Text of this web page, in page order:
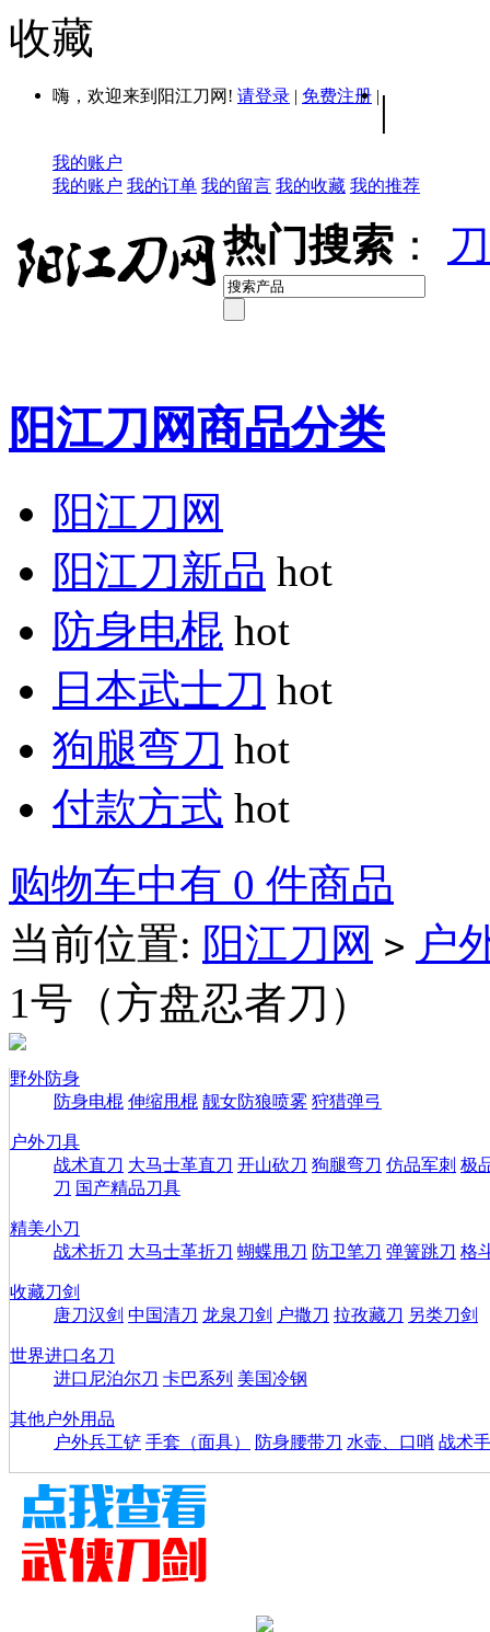
收藏
嗨，欢迎来到阳江刀网! 请登录 | 免费注册 | |
我的账户
我的账户 我的订单 我的留言 我的收藏 我的推荐
热门搜索 ：
阳江刀网商品分类
阳江刀网
阳江刀新品 hot
防身电棍 hot
日本武士刀 hot
狗腿弯刀 hot
付款方式 hot
购物车中有 0 件商品
当前位置: 阳江刀网 > 户
1号（方盘忍者刀）
野外防身
防身电棍 伸缩甩棍 靓女防狼喷雾 狩猎弹弓
户外刀具
战术直刀 大马士革直刀 开山砍刀 狗腿弯刀 仿品军刺 极
刀 国产精品刀具
精美小刀
战术折刀 大马士革折刀 蝴蝶甩刀 防卫笔刀 弹簧跳刀 格
收藏刀剑
唐刀汉剑 中国清刀 龙泉刀剑 户撒刀 拉孜藏刀 另类刀剑
世界进口名刀
进口尼泊尔刀 卡巴系列 美国冷钢
其他户外用品
户外兵工铲 手套（面具） 防身腰带刀 水壶、口哨 战术